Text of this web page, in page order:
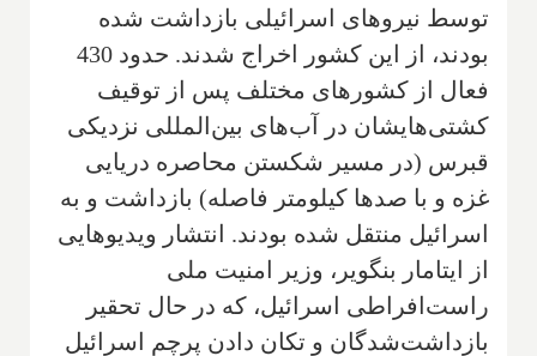
توسط نیروهای اسرائیلی بازداشت شده
بودند، از این کشور اخراج شدند. حدود 430
فعال از کشورهای مختلف پس از توقیف
کشتی‌هایشان در آب‌های بین‌المللی نزدیکی
قبرس (در مسیر شکستن محاصره دریایی
غزه و با صدها کیلومتر فاصله) بازداشت و به
اسرائیل منتقل شده بودند. انتشار ویدیوهایی
از ایتامار بنگویر، وزیر امنیت ملی
راست‌افراطی اسرائیل، که در حال تحقیر
بازداشت‌شدگان و تکان دادن پرچم اسرائیل